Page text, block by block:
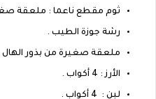
ثوم مقطع ناعما : ملعقة
رشة جوزة الطيب .
ملعقة صغيرة من بذور الهال
الأرز : 4 أكواب .
لبن : 4 أكواب .